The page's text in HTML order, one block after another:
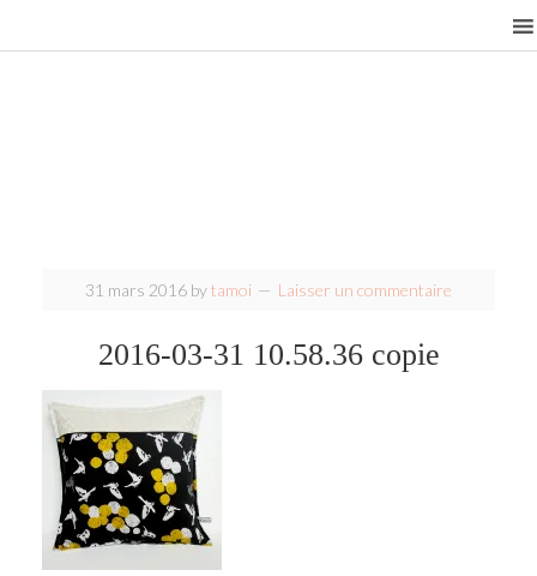
31 mars 2016 bytamoi Laisser un commentaire
2016-03-31 10.58.36 copie